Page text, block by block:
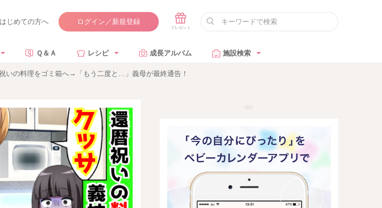
はじめての方へ ログイン／新規登録
Ｑ＆Ａ レシピ 成長アルバム 施設検索
いの料理をゴミ箱へ→「もう二度と…」義母が最終通告！